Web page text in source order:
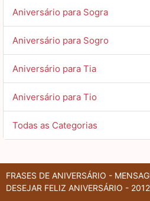
Aniversário para Sogra
Aniversário para Sogro
Aniversário para Tia
Aniversário para Tio
Todas as Categorias
FRASES DE ANIVERSÁRIO -
DESEJAR FELIZ ANIVERSÁRIO -